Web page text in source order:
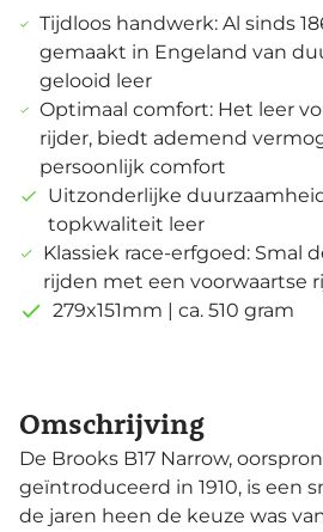
Tijdloos handwerk: Al sinds
gemaakt in Engeland van
gelooid leer
Optimaal comfort: Het leer
rijder, biedt ademend
persoonlijk comfort
Uitzonderlijke
topkwaliteit leer
Klassiek race-erfgoed: Smal
rijden met een voorwaartse
279x151mm | ca. 510 gram
Omschrijving
De Brooks B17 Narrow,
geïntroduceerd in 1910, is een
de jaren heen de keuze was